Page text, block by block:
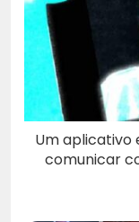
Um aplicativo
comunicar